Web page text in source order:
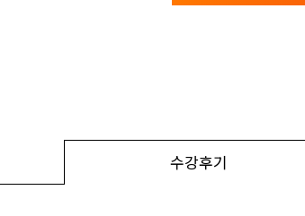
수강후기